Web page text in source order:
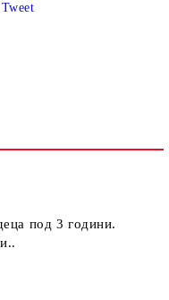
Tweet
под 3 години.